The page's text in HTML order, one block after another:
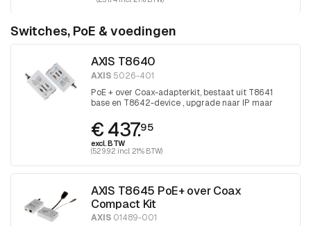
Switches, PoE & voedingen
AXIS T8640
AXIS 5026-401
PoE + over Coax-adapterkit, bestaat uit T8641
base en T8642-device , upgrade naar IP maar
€ 437.95
excl. BTW
(529.92 incl. 21% BTW)
AXIS T8645 PoE+ over Coax
Compact Kit
AXIS 01489-001